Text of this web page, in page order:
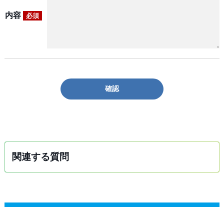
内容 必須
確認
関連する質問